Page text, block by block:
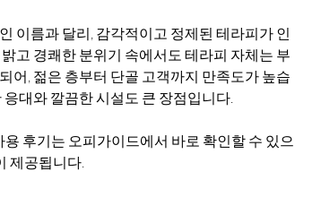
이름과 달리, 감각적이고 정제된 테라피가 인
고 경쾌한 분위기 속에서도 테라피 자체는 부
어, 젊은 층부터 단골 고객까지 만족도가 높습
대와 깔끔한 시설도 큰 장점입니다.
후기는 오피가이드에서 바로 확인할 수 있으
제공됩니다.